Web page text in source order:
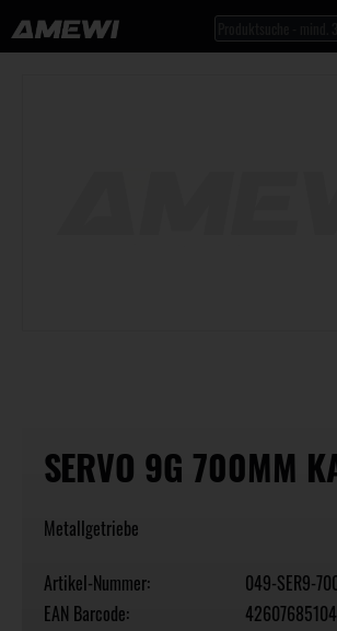
SERVO 9G 700MM
Metallgetriebe
Artikel-Nummer:
049-SER9-
EAN Barcode: